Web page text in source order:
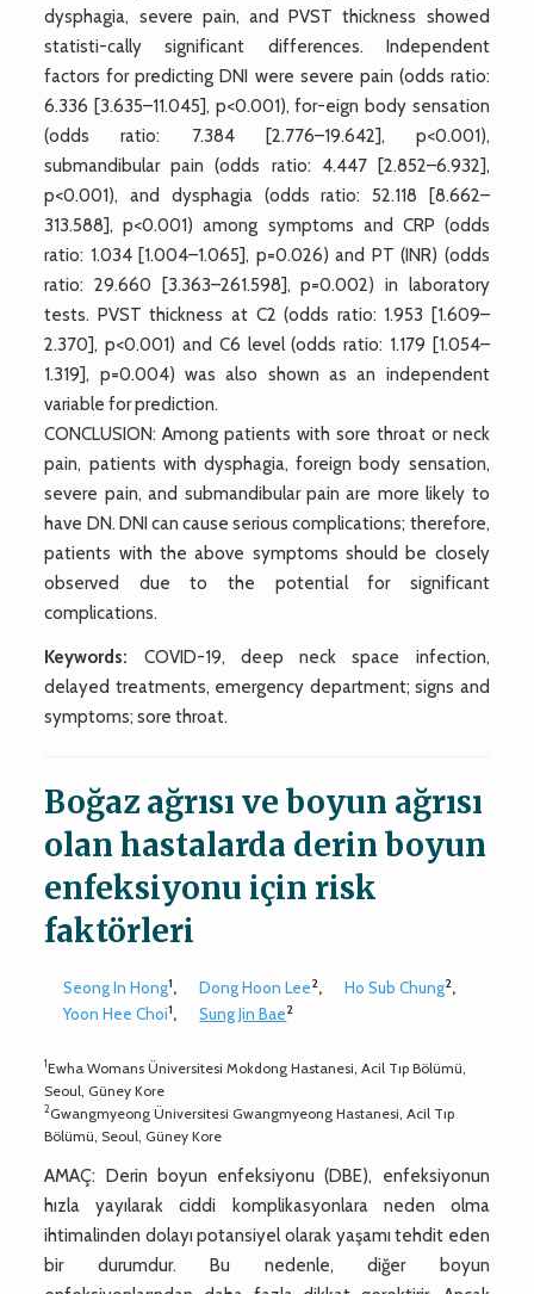
dysphagia, severe pain, and PVST thickness showed
statisti-cally significant differences. Independent
factors for predicting DNI were severe pain (odds ratio:
6.336 [3.635–11.045], p<0.001), for-eign body sensation
(odds ratio: 7.384 [2.776–19.642], p<0.001),
submandibular pain (odds ratio: 4.447 [2.852–6.932],
p<0.001), and dysphagia (odds ratio: 52.118 [8.662–
313.588], p<0.001) among symptoms and CRP (odds
ratio: 1.034 [1.004–1.065], p=0.026) and PT (INR) (odds
ratio: 29.660 [3.363–261.598], p=0.002) in laboratory
tests. PVST thickness at C2 (odds ratio: 1.953 [1.609–
2.370], p<0.001) and C6 level (odds ratio: 1.179 [1.054–
1.319], p=0.004) was also shown as an independent
variable for prediction.
CONCLUSION: Among patients with sore throat or neck
pain, patients with dysphagia, foreign body sensation,
severe pain, and submandibular pain are more likely to
have DN. DNI can cause serious complications; therefore,
patients with the above symptoms should be closely
observed due to the potential for significant
complications.
Keywords: COVID-19, deep neck space infection,
delayed treatments, emergency department; signs and
symptoms; sore throat.
Boğaz ağrısı ve boyun ağrısı
olan hastalarda derin boyun
enfeksiyonu için risk
faktörleri
Seong In Hong1, Dong Hoon Lee2, Ho Sub Chung2,
Yoon Hee Choi1, Sung Jin Bae2
1Ewha Womans Üniversitesi Mokdong Hastanesi, Acil Tıp Bölümü,
Seoul, Güney Kore
2Gwangmyeong Üniversitesi Gwangmyeong Hastanesi, Acil Tıp
Bölümü, Seoul, Güney Kore
AMAÇ: Derin boyun enfeksiyonu (DBE), enfeksiyonun
hızla yayılarak ciddi komplikasyonlara neden olma
ihtimalinden dolayı potansiyel olarak yaşamı tehdit eden
bir durumdur. Bu nedenle, diğer boyun